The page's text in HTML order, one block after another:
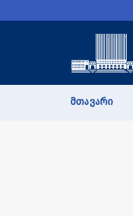
ᲛᲗᲐᲕᲐᲠᲘ